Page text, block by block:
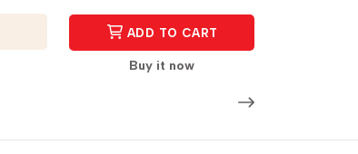
ADD TO CART
Buy it now